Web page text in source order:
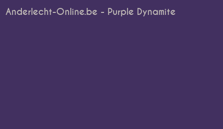
Anderlecht-Online.be - Purple Dynamite